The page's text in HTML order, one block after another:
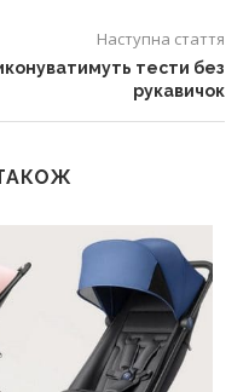
Наступна стаття
тести без
рукавичок